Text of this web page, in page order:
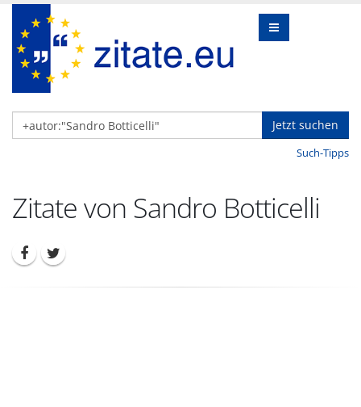
Jetzt suchen
Such-Tipps
Zitate von Sandro Botticelli